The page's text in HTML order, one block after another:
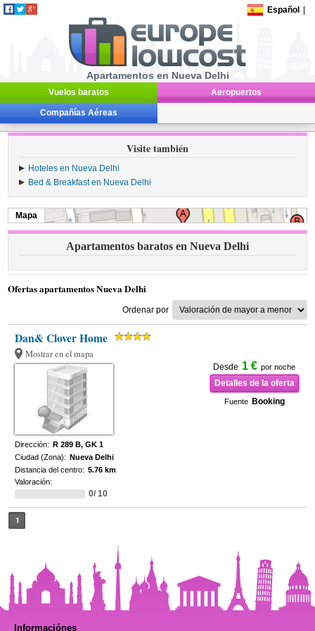
Español
Apartamentos en Nueva Delhi
Vuelos baratos Aeropuertos
Compañías Aéreas
Visite también
Hoteles en Nueva Delhi
Bed & Breakfast en Nueva Delhi
Mapa
Apartamentos baratos en Nueva Delhi
Ofertas apartamentos Nueva Delhi
Ordenar por
Dan& Clover Home
Mostrar en el mapa
Desde 1 € por noche
Detalles de la oferta
Fuente Booking
Dirección: R 289 B, GK 1
Ciudad (Zona): Nueva Delhi
Distancia del centro: 5.76 km
Valoración:
0/ 10
1
Informaciónes